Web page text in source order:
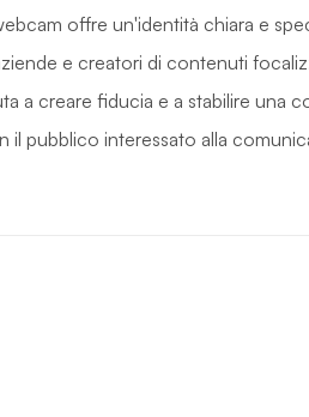
offre un'identità chiara e
e creatori di contenuti
a creare fiducia e a stabilire una
il pubblico interessato alla